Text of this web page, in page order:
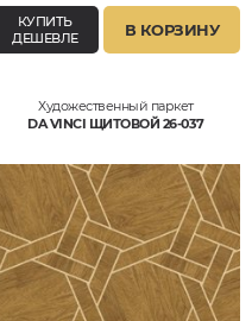
КУПИТЬ
ДЕШЕВЛЕ
В КОРЗИНУ
Художественный паркет
DA VINCI ЩИТОВОЙ 26-037